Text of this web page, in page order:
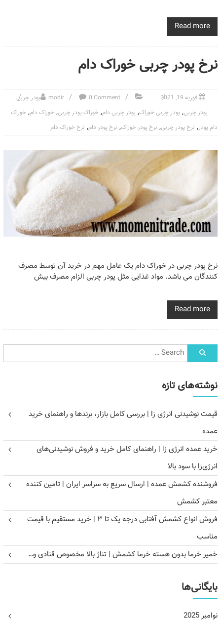
Read more
نرخ پودر چربی خوراک دام
فوریه 19, 2021 modir 0 Comment
پودر چربی
پودر چربی, پودر چربی خوراک, پودر چربی دام, خوراک پودر چربی, خوراک دام, خوراک
دام پودر, نرخ پودر چربی, نرخ پودر خوراک, نرخ پودر دام, نرخ خوراک دام
نرخ پودر چربی در خوراک دام یک عامل مهم در خرید آن توسط مصرف
کنندگان می باشد‌. مواد غذایی مثل پودر چربی الزام مصرف بیش
Read more
نوشته‌های تازه
قیمت نوشیدنی انرژی زا | بررسی کامل بازار، برندها و راهنمای خرید
عمده
خرید عمده انرژی زا | راهنمای کامل خرید و فروش نوشیدنی‌های
انرژی‌زا با سود بالا
فروشنده کشمش عمده | ارسال سریع به سراسر ایران | تامین کننده
معتبر کشمش
فروش انواع کشمش آفتابی درجه یک تا ۳ | خرید مستقیم با قیمت
مناسب
خمیر خرما بدون هسته خرما کشمش | تناژ بالا مخصوص قنادی و…
بایگانی‌ها
نوامبر 2025